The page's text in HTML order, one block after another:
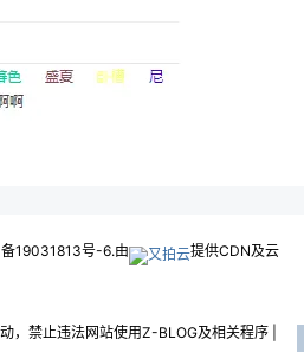
19031813号-6.由
提供CDN及云
，禁止违法网站使用Z-BLOG及相关程序 |